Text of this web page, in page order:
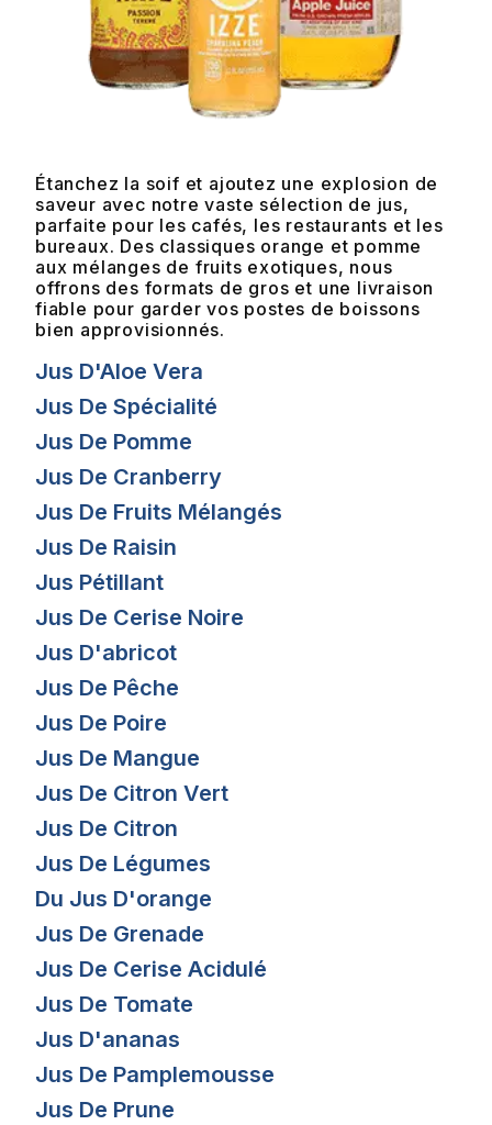
Étanchez la soif et ajoutez une explosion de
saveur avec notre vaste sélection de jus,
parfaite pour les cafés, les restaurants et les
bureaux. Des classiques orange et pomme
aux mélanges de fruits exotiques, nous
offrons des formats de gros et une livraison
fiable pour garder vos postes de boissons
bien approvisionnés.
Jus D'Aloe Vera
Jus De Spécialité
Jus De Pomme
Jus De Cranberry
Jus De Fruits Mélangés
Jus De Raisin
Jus Pétillant
Jus De Cerise Noire
Jus D'abricot
Jus De Pêche
Jus De Poire
Jus De Mangue
Jus De Citron Vert
Jus De Citron
Jus De Légumes
Du Jus D'orange
Jus De Grenade
Jus De Cerise Acidulé
Jus De Tomate
Jus D'ananas
Jus De Pamplemousse
Jus De Prune